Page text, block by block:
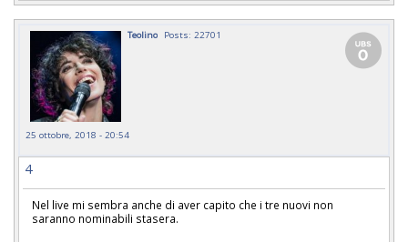
Teolino Posts: 22701
25 ottobre, 2018 - 20:54
4
Nel live mi sembra anche di aver capito che i tre nuovi non
saranno nominabili stasera.